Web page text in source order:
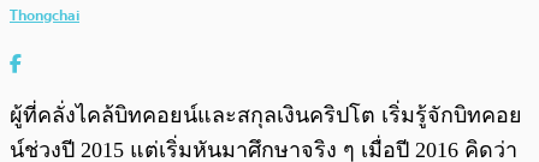
Thongchai
ผู้ที่คลั่งไคล้บิทคอยน์และสกุลเงินคริปโต เริ่มรู้จักบิทคอย
น์ช่วงปี 2015 แต่เริ่มหันมาศึกษาจริง ๆ เมื่อปี 2016 คิดว่า